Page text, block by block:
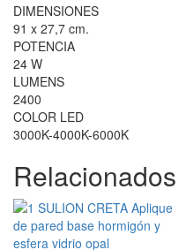
DIMENSIONES
91 x 27,7 cm.
POTENCIA
24 W
LUMENS
2400
COLOR LED
3000K-4000K-6000K
Relacionados